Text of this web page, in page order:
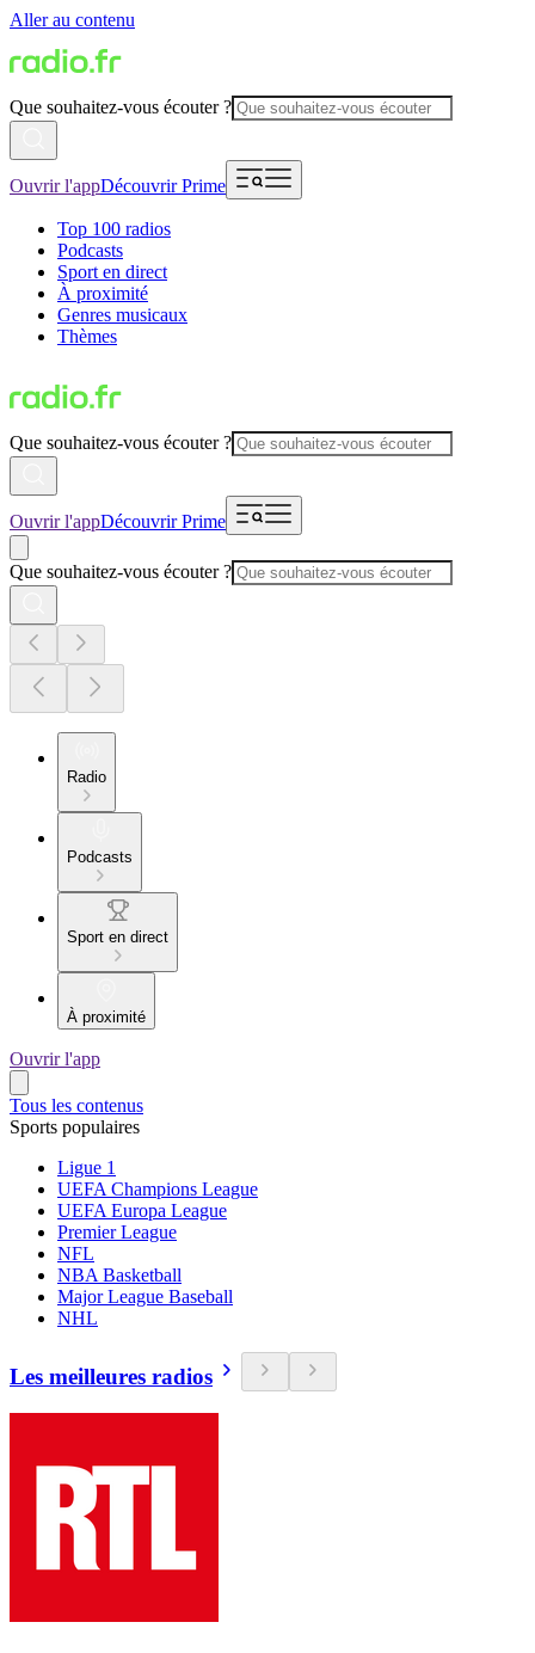
Aller au contenu
Que souhaitez-vous écouter ?
Ouvrir l'appDécouvrir Prime
Top 100 radios
Podcasts
Sport en direct
À proximité
Genres musicaux
Thèmes
Que souhaitez-vous écouter ?
Ouvrir l'appDécouvrir Prime
Que souhaitez-vous écouter ?
Radio
Podcasts
Sport en direct
À proximité
Ouvrir l'app
Tous les contenus
Sports populaires
Ligue 1
UEFA Champions League
UEFA Europa League
Premier League
NFL
NBA Basketball
Major League Baseball
NHL
Les meilleures radios